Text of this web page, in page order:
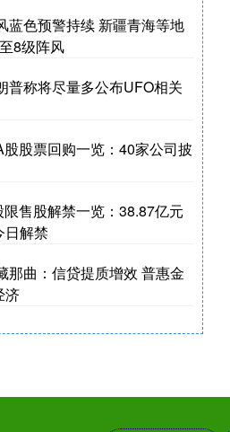
蓝色预警持续 新疆青海等地
8级阵风
普称将尽量多公布UFO相关
股票回购一览：40家公司披
售股解禁一览：38.87亿元
日解禁
那曲：信贷提质增效 普惠金
济